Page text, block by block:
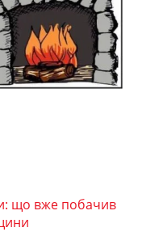
що вже побачив